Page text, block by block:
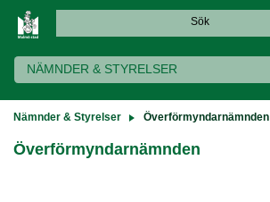
Sök
NÄMNDER & STYRELSER
Nämnder & Styrelser Överförmyndarnämnden
Överförmyndarnämnden